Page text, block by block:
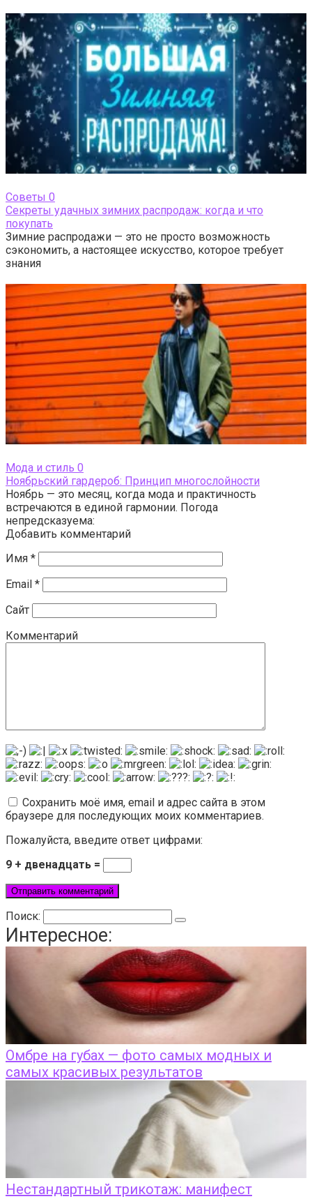
Cоветы 0
Секреты удачных зимних распродаж: когда и что
покупать
Зимние распродажи — это не просто возможность
сэкономить, а настоящее искусство, которое требует
знания
Мода и стиль 0
Ноябрьский гардероб: Принцип многослойности
Ноябрь — это месяц, когда мода и практичность
встречаются в единой гармонии. Погода
непредсказуема:
Добавить комментарий
Имя *
Email *
Сайт
Комментарий
Сохранить моё имя, email и адрес сайта в этом
браузере для последующих моих комментариев.
Пожалуйста, введите ответ цифрами:
9 + двенадцать =
Поиск:
Интересное:
Омбре на губах — фото самых модных и
самых красивых результатов
Нестандартный трикотаж: манифест